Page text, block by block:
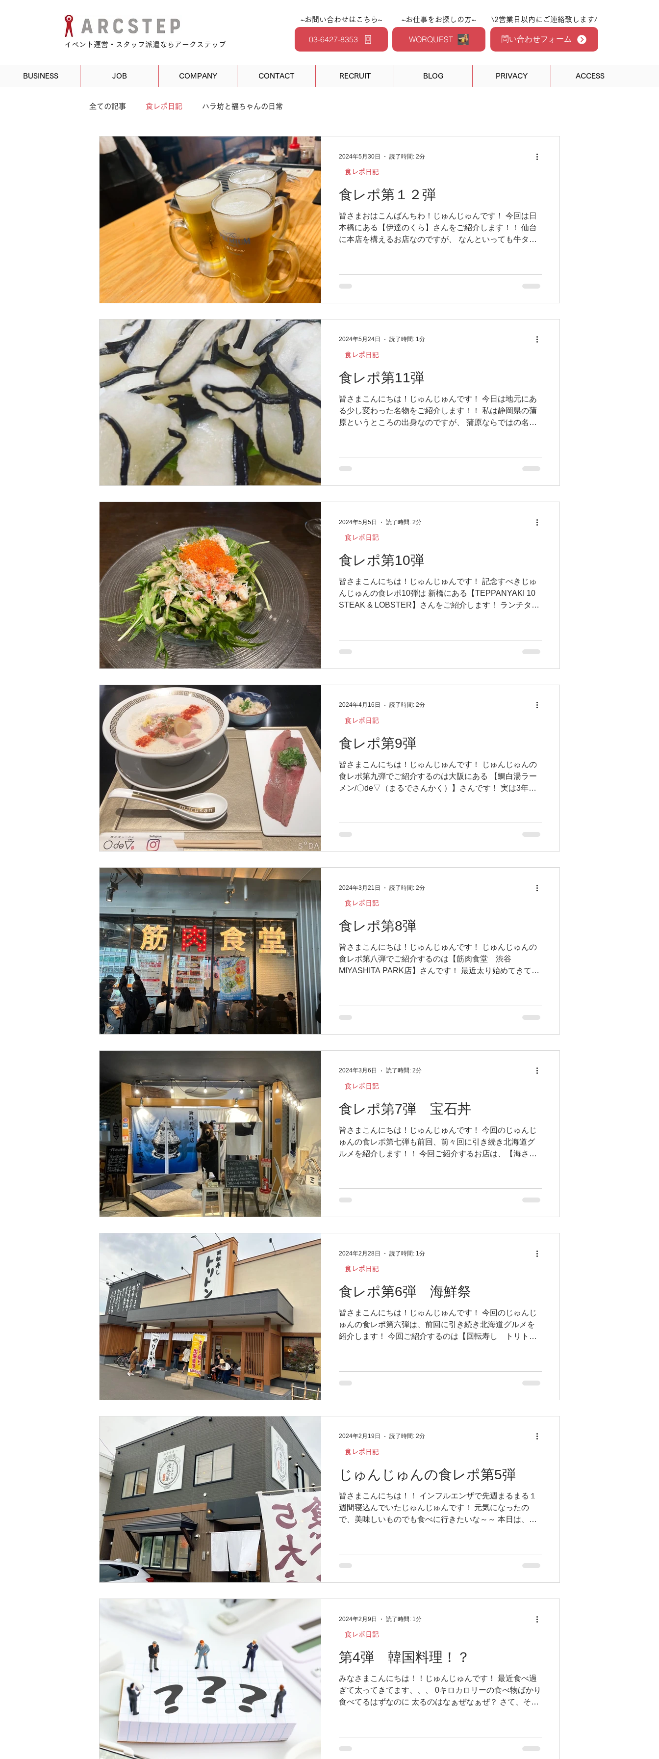
​イベント運営・スタッフ派遣ならアークステップ
~お問い合わせはこちら~
03-6427-8353
~お仕事をお探しの方~
WORQUEST
\2営業日以内にご連絡致します/
問い合わせフォーム
BUSINESS JOB COMPANY CONTACT RECRUIT BLOG PRIVACY ACCESS
全ての記事 食レポ日記 ハラ坊と福ちゃんの日常
食レポ第１２弾
皆さまおはこんばんちわ！じゅんじゅんです！ 今回は日
本橋にある【伊達のくら】さんをご紹介します！！ 仙台
に本店を構えるお店なのですが、 なんといっても牛タン
食レポ日記
2024年5月30日 読了時間: 2分
食レポ第11弾
皆さまこんにちは！じゅんじゅんです！ 今日は地元にあ
る少し変わった名物をご紹介します！！ 私は静岡県の蒲
原というところの出身なのですが、 蒲原ならではの名物
す、、、...
食レポ日記
2024年5月24日 読了時間: 1分
食レポ第10弾
皆さまこんにちは！じゅんじゅんです！ 記念すべきじゅ
んじゅんの食レポ10弾は 新橋にある【TEPPANYAKI 10
STEAK & LOBSTER】さんをご紹介します！ ランチタイ
食レポ日記
2024年5月5日 読了時間: 2分
食レポ第9弾
皆さまこんにちは！じゅんじゅんです！ じゅんじゅんの
食レポ第九弾でご紹介するのは大阪にある 【鯛白湯ラー
メン/〇de▽（まるでさんかく）】さんです！ 実は3年間
食レポ日記
2024年4月16日 読了時間: 2分
食レポ第8弾
皆さまこんにちは！じゅんじゅんです！ じゅんじゅんの
食レポ第八弾でご紹介するのは【筋肉食堂 渋谷
MIYASHITA PARK店】さんです！ 最近太り始めてきてし
食レポ日記
2024年3月21日 読了時間: 2分
食レポ第7弾 宝石丼
皆さまこんにちは！じゅんじゅんです！ 今回のじゅんじ
ゅんの食レポ第七弾も前回、前々回に引き続き北海道グ
ルメを紹介します！！ 今回ご紹介するお店は、【海さく
海道での海鮮丼！...
食レポ日記
2024年3月6日 読了時間: 2分
食レポ第6弾 海鮮祭
皆さまこんにちは！じゅんじゅんです！ 今回のじゅんじ
ゅんの食レポ第六弾は、前回に引き続き北海道グルメを
紹介します！ 今回ご紹介するのは【回転寿し トリトン
食レポ日記
2024年2月28日 読了時間: 1分
じゅんじゅんの食レポ第5弾
皆さまこんにちは！！ インフルエンザで先週まるまる１
週間寝込んでいたじゅんじゅんです！ 元気になったの
で、美味しいものでも食べに行きたいな～～ 本日は、じ
家店】です！！...
食レポ日記
2024年2月19日 読了時間: 2分
第4弾 韓国料理！？
みなさまこんにちは！！じゅんじゅんです！ 最近食べ過
ぎて太ってきてます、、、 0キロカロリーの食べ物ばかり
食べてるはずなのに 太るのはなぁぜなぁぜ？ さて、そん
食レポ日記
2024年2月9日 読了時間: 1分